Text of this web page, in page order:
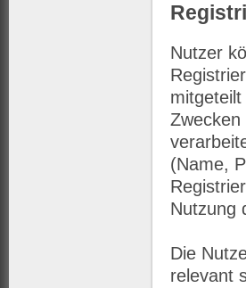
Nutzer
(Name,
Nutzung
Die
relevant